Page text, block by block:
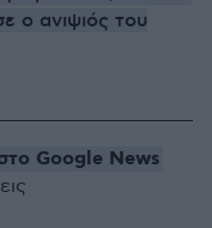
ο ανιψιός του
Google News